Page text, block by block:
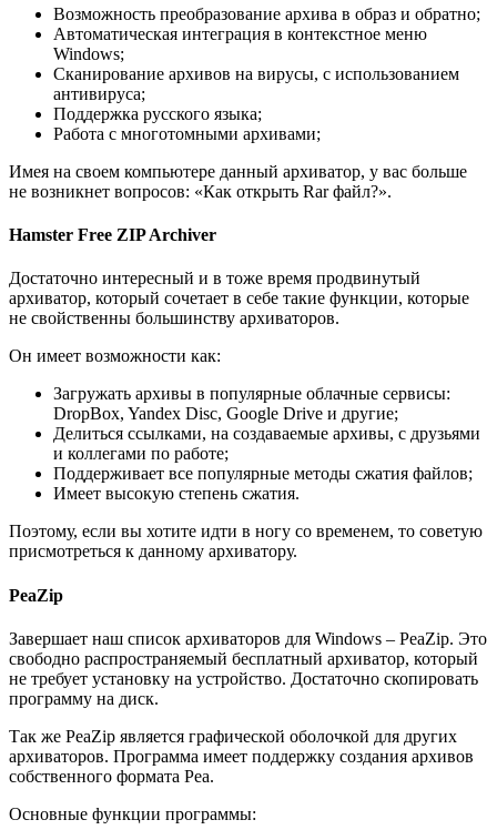
Возможность преобразование архива в образ и обратно;
Автоматическая интеграция в контекстное меню
Windows;
Сканирование архивов на вирусы, с использованием
антивируса;
Поддержка русского языка;
Работа с многотомными архивами;
Имея на своем компьютере данный архиватор, у вас больше
не возникнет вопросов: «Как открыть Rar файл?».
Hamster Free ZIP Archiver
Достаточно интересный и в тоже время продвинутый
архиватор, который сочетает в себе такие функции, которые
не свойственны большинству архиваторов.
Он имеет возможности как:
Загружать архивы в популярные облачные сервисы:
DropBox, Yandex Disc, Google Drive и другие;
Делиться ссылками, на создаваемые архивы, с друзьями
и коллегами по работе;
Поддерживает все популярные методы сжатия файлов;
Имеет высокую степень сжатия.
Поэтому, если вы хотите идти в ногу со временем, то советую
присмотреться к данному архиватору.
PeaZip
Завершает наш список архиваторов для Windows – PeaZip. Это
свободно распространяемый бесплатный архиватор, который
не требует установку на устройство. Достаточно скопировать
программу на диск.
Так же PeaZip является графической оболочкой для других
архиваторов. Программа имеет поддержку создания архивов
собственного формата Pea.
Основные функции программы: